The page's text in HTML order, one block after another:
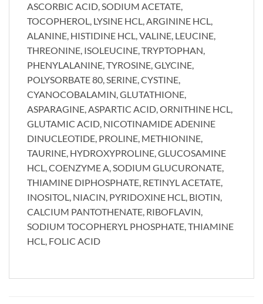
ASCORBIC ACID, SODIUM ACETATE,
TOCOPHEROL, LYSINE HCL, ARGININE HCL,
ALANINE, HISTIDINE HCL, VALINE, LEUCINE,
THREONINE, ISOLEUCINE, TRYPTOPHAN,
PHENYLALANINE, TYROSINE, GLYCINE,
POLYSORBATE 80, SERINE, CYSTINE,
CYANOCOBALAMIN, GLUTATHIONE,
ASPARAGINE, ASPARTIC ACID, ORNITHINE HCL,
GLUTAMIC ACID, NICOTINAMIDE ADENINE
DINUCLEOTIDE, PROLINE, METHIONINE,
TAURINE, HYDROXYPROLINE, GLUCOSAMINE
HCL, COENZYME A, SODIUM GLUCURONATE,
THIAMINE DIPHOSPHATE, RETINYL ACETATE,
INOSITOL, NIACIN, PYRIDOXINE HCL, BIOTIN,
CALCIUM PANTOTHENATE, RIBOFLAVIN,
SODIUM TOCOPHERYL PHOSPHATE, THIAMINE
HCL, FOLIC ACID